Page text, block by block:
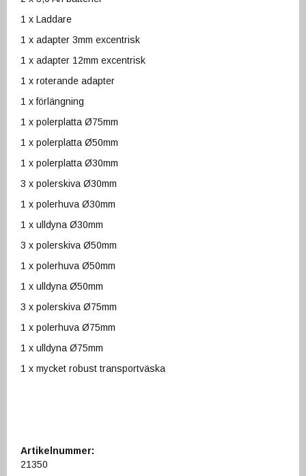
1 x Laddare
1 x adapter 3mm excentrisk
1 x adapter 12mm excentrisk
1 x roterande adapter
1 x förlängning
1 x polerplatta Ø75mm
1 x polerplatta Ø50mm
1 x polerplatta Ø30mm
3 x polerskiva Ø30mm
1 x polerhuva Ø30mm
1 x ulldyna Ø30mm
3 x polerskiva Ø50mm
1 x polerhuva Ø50mm
1 x ulldyna Ø50mm
3 x polerskiva Ø75mm
1 x polerhuva Ø75mm
1 x ulldyna Ø75mm
1 x mycket robust transportväska
Artikelnummer:
21350